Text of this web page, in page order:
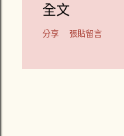
全文
分享 張貼留言